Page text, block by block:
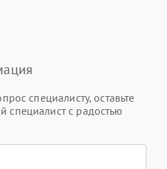
специалисту, оставьте
с радостью